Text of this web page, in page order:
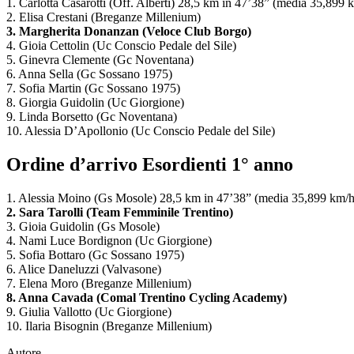
1. Carlotta Casarotti (Off. Alberti) 28,5 km in 47’38” (media 35,899
2. Elisa Crestani (Breganze Millenium)
3. Margherita Donanzan (Veloce Club Borgo)
4. Gioia Cettolin (Uc Conscio Pedale del Sile)
5. Ginevra Clemente (Gc Noventana)
6. Anna Sella (Gc Sossano 1975)
7. Sofia Martin (Gc Sossano 1975)
8. Giorgia Guidolin (Uc Giorgione)
9. Linda Borsetto (Gc Noventana)
10. Alessia D’Apollonio (Uc Conscio Pedale del Sile)
Ordine d’arrivo Esordienti 1° anno
1. Alessia Moino (Gs Mosole) 28,5 km in 47’38” (media 35,899 km/
2. Sara Tarolli (Team Femminile Trentino)
3. Gioia Guidolin (Gs Mosole)
4. Nami Luce Bordignon (Uc Giorgione)
5. Sofia Bottaro (Gc Sossano 1975)
6. Alice Daneluzzi (Valvasone)
7. Elena Moro (Breganze Millenium)
8. Anna Cavada (Comal Trentino Cycling Academy)
9. Giulia Vallotto (Uc Giorgione)
10. Ilaria Bisognin (Breganze Millenium)